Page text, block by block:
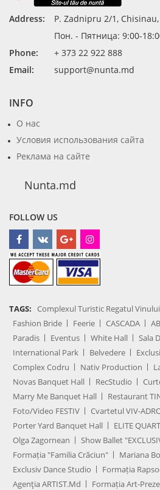
Address:
P. Zadnipru 2/1,
Пон. - Пятница: 9:00-
Phone:
+ 373 22 922 888
Email:
support@nunta.md
INFO
О нас
Условия использования сайта
Реклама на сайте
Nunta.md
FOLLOW US
TAGS: Complexul Turistic Regatul Vinului
Fashion Bride
Feerie CASCADA
Paradis
Eventus White Hall
Sala
International Park
Belvedere
Complex Codru
Nativ Production
Novas Banquet Hall
RecStudio
Marry Me Banquet Hall
Restaurant
Foto/Video FESTIV
Cvartetul VIV-
Porter Yard Banquet Hall
ELITE
Olga Zagornean
Show Ballet
Formația "Familia Crăciun"
Mariana
Exclusiv Dance Studio
Formația
Agenţia ARTIST.md
Formația Art-